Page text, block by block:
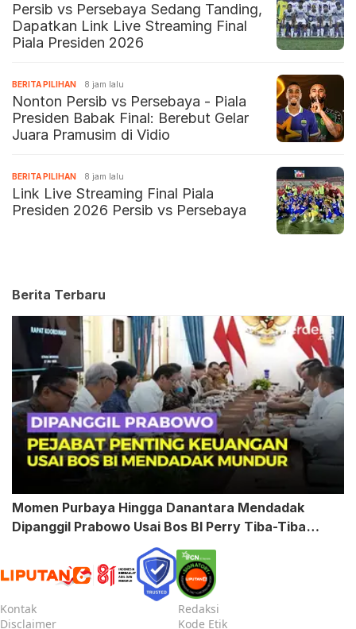
Persib vs Persebaya Sedang Tanding,
Dapatkan Link Live Streaming Final
Piala Presiden 2026
BERITA PILIHAN 8 jam lalu
Nonton Persib vs Persebaya - Piala
Presiden Babak Final: Berebut Gelar
Juara Pramusim di Vidio
BERITA PILIHAN 8 jam lalu
Link Live Streaming Final Piala
Presiden 2026 Persib vs Persebaya
Berita Terbaru
Momen Purbaya Hingga Danantara Mendadak
Dipanggil Prabowo Usai Bos BI Perry Tiba-Tiba
Kontak
Redaksi
Disclaimer
Kode Etik